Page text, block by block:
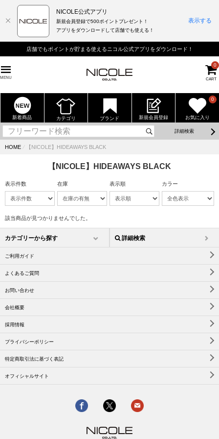
店舗でもポイントが貯まる使えるニコル公式アプリをダウンロード！
MENU CART
0
新着商品 カテゴリ ブランド 新規会員登録 お気に入り
0
詳細検索
HOME ⁄ 【NICOLE】HIDEAWAYS BLACK
【NICOLE】HIDEAWAYS BLACK
表示件数 在庫 表示順 カラー
該当商品が見つかりませんでした。
カテゴリーから探す 詳細検索
ご利用ガイド
よくあるご質問
お問い合わせ
会社概要
採用情報
プライバシーポリシー
特定商取引法に基づく表記
オフィシャルサイト
NICOLE公式アプリ
新規会員登録で500ポイントプレゼント！
アプリをダウンロードして店舗でも使える！
表示する